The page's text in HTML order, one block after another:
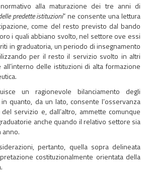
alla maturazione dei tre anni di
predette istituzioni” ne consente una lettura
come del resto previsto dal bando
i quali abbiano svolto, nel settore ove essi
in graduatoria, un periodo di insegnamento
per il resto il servizio svolto in altri
delle istituzioni di alta formazione
un ragionevole bilanciamento degli
quanto, da un lato, consente l’osservanza
servizio e, dall’altro, ammette comunque
anche quando il relativo settore sia
anno.
pertanto, quella sopra delineata
costituzionalmente orientata della